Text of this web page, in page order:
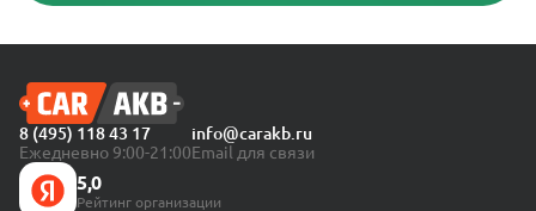
8 (495) 118 43 17
Ежедневно 9:00-21:00
info@carakb.ru
Email для связи
5,0
Рейтинг организации